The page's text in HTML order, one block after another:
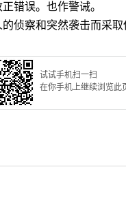
错误。也作警诫。
侦察和突然袭击而采取
试试手机扫一扫
在你手机上继续浏览此